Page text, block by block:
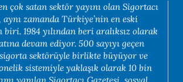
çok satan sektör yayını olan Sigortacı
aynı zamanda Türkiye’nin en eski
biri. 1984 yılından beri aralıksız olarak
devam ediyor. 500 sayıyı geçen
sektörüyle birlikte büyüyor ve
sistemiyle yaklaşık olarak 10 bin
yapılan Sigortacı Gazetesi, sosyal